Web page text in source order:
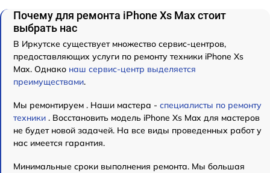
Почему для ремонта iPhone Xs Max стоит
выбрать нас
В Иркутске существует множество сервис-центров,
предоставляющих услуги по ремонту техники iPhone Xs
Max. Однако наш сервис-центр выделяется
преимуществами.
Мы ремонтируем . Наши мастера - специалисты по ремонту
техники . Восстановить модель iPhone Xs Max для мастеров
не будет новой задачей. На все виды проведенных работ у
нас имеется гарантия.
Минимальные сроки выполнения ремонта. Мы большая